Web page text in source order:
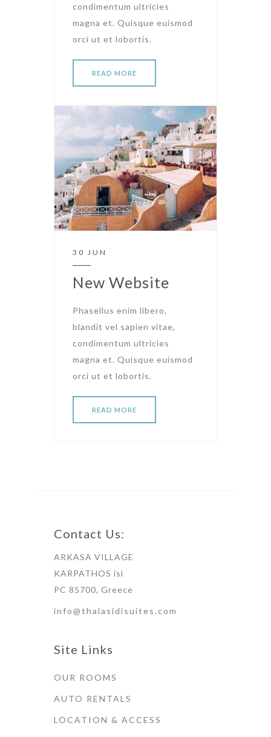
condimentum ultricies
magna et. Quisque euismod
orci ut et lobortis.
READ MORE
30 JUN
New Website
Phasellus enim libero,
blandit vel sapien vitae,
condimentum ultricies
magna et. Quisque euismod
orci ut et lobortis.
READ MORE
Contact Us:
ARKASA VILLAGE
KARPATHOS isl
PC 85700, Greece
info@thalasidisuites.com
Site Links
OUR ROOMS
AUTO RENTALS
LOCATION & ACCESS